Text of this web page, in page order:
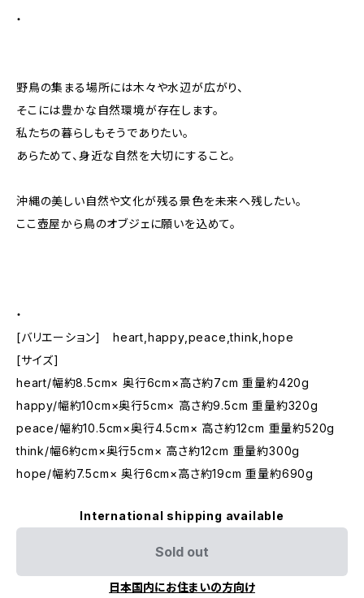
・
野鳥の集まる場所には木々や水辺が広がり、
そこには豊かな自然環境が存在します。
私たちの暮らしもそうでありたい。
あらためて、身近な自然を大切にすること。
沖縄の美しい自然や文化が残る景色を未来へ残したい。
ここ壺屋から鳥のオブジェに願いを込めて。
・
[バリエーション] heart,happy,peace,think,hope
[サイズ]
heart/幅約8.5cm× 奥行6cm×高さ約7cm 重量約420g
happy/幅約10cm×奥行5cm× 高さ約9.5cm 重量約320g
peace/幅約10.5cm×奥行4.5cm× 高さ約12cm 重量約520g
think/幅6約cm×奥行5cm× 高さ約12cm 重量約300g
hope/幅約7.5cm× 奥行6cm×高さ約19cm 重量約690g
International shipping available
Sold out
日本国内にお住まいの方向け